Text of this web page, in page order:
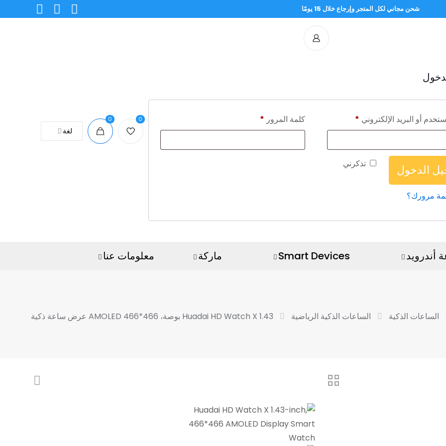
شحن مجاني لكل المتجر وإرجاع خلال 15 يومًا
أو البريد الإلكتروني * كلمة المرور *
تذكرني
الدخول
مرورك؟
0
0
لغة
أندرويد Smart Devices ماركة معلومات عنا
الساعات الذكية الساعات الذكية الرياضية Huadai HD Watch X 1.43 بوصة، 466*466 AMOLED عرض ساعة ذكية